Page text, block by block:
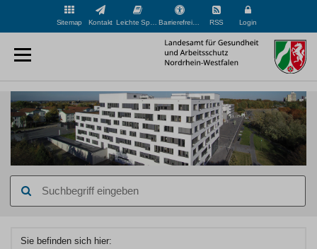
Sitemap Kontakt Barrierefreiheit RSS Login
eingeben
Sie befinden sich hier: